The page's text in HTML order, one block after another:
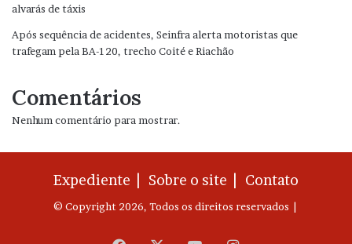
alvarás de táxis
Após sequência de acidentes, Seinfra alerta motoristas que
trafegam pela BA-120, trecho Coité e Riachão
Comentários
Nenhum comentário para mostrar.
Expediente | Sobre o site | Contato
© Copyright 2026, Todos os direitos reservados |